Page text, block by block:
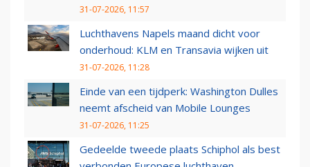
31-07-2026, 11:57
Luchthavens Napels maand dicht voor
onderhoud: KLM en Transavia wijken uit
31-07-2026, 11:28
Einde van een tijdperk: Washington Dulles
neemt afscheid van Mobile Lounges
31-07-2026, 11:25
Gedeelde tweede plaats Schiphol als best